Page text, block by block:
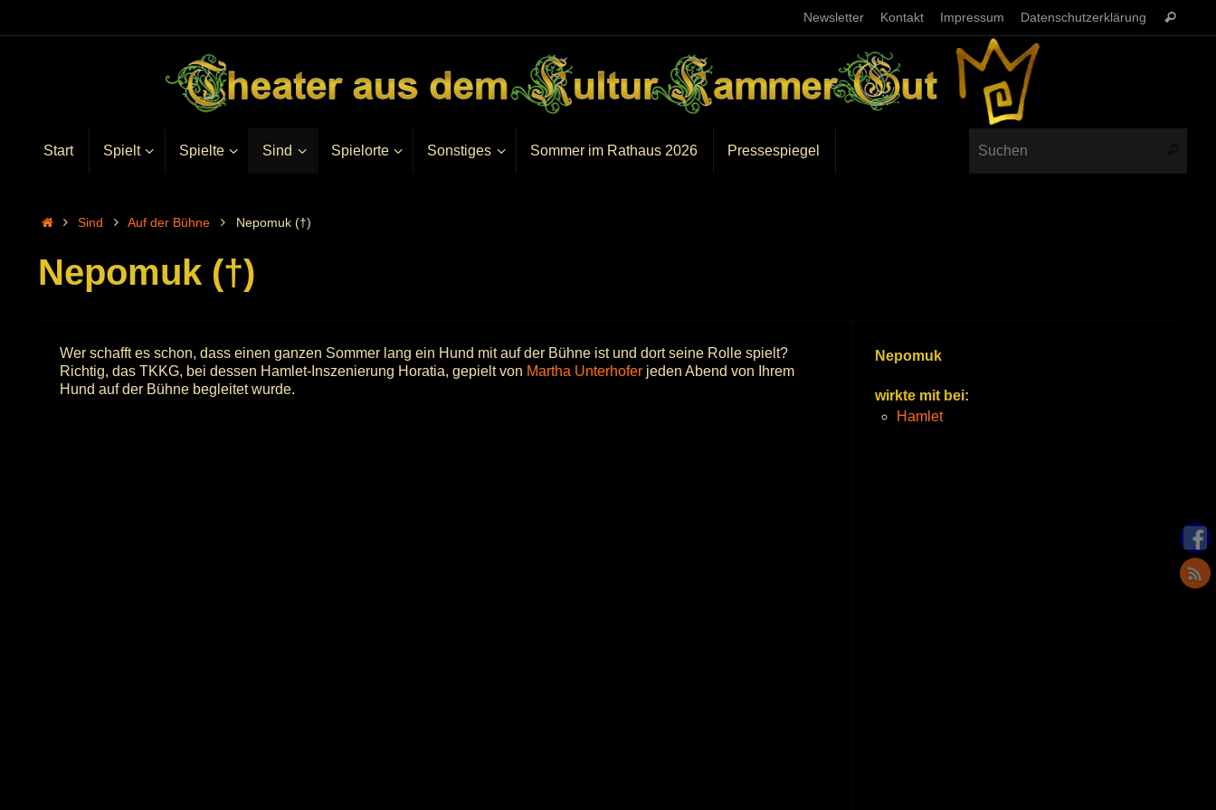
Newsletter Kontakt Impressum Datenschutzerklärung
Start Spielt Spielte Sind Spielorte Sonstiges Sommer im Rathaus 2026 Pressespiegel
Sind Auf der Bühne Nepomuk (†)
Nepomuk (†)
Wer schafft es schon, dass einen ganzen Sommer lang ein Hund mit auf der Bühne ist und dort seine Rolle spielt?
Richtig, das TKKG, bei dessen Hamlet-Inszenierung Horatia, gepielt von Martha Unterhofer jeden Abend von Ihrem
Hund auf der Bühne begleitet wurde.
Nepomuk
wirkte mit bei:
Hamlet